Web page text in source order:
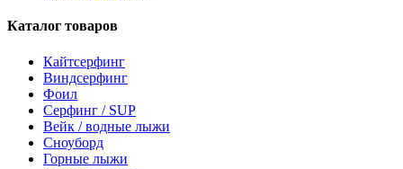
Каталог товаров
Кайтсерфинг
Виндсерфинг
Фоил
Серфинг / SUP
Вейк / водные лыжи
Сноуборд
Горные лыжи